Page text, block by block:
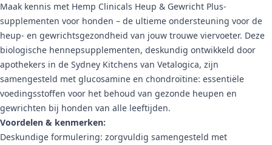
Maak kennis met Hemp Clinicals Heup & Gewricht Plus-
supplementen voor honden – de ultieme ondersteuning voor de
heup- en gewrichtsgezondheid van jouw trouwe viervoeter. Deze
biologische hennepsupplementen, deskundig ontwikkeld door
apothekers in de Sydney Kitchens van Vetalogica, zijn
samengesteld met glucosamine en chondroïtine: essentiële
voedingsstoffen voor het behoud van gezonde heupen en
gewrichten bij honden van alle leeftijden.
Voordelen & kenmerken:
Deskundige formulering: zorgvuldig samengesteld met